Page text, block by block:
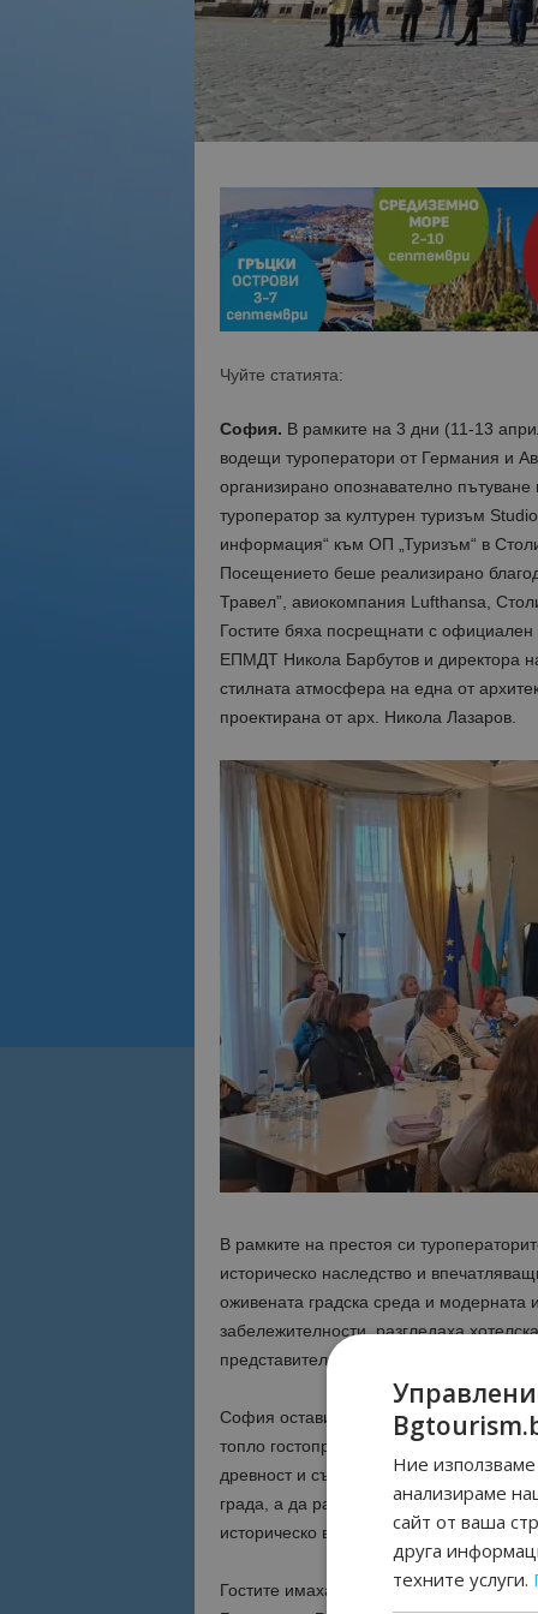
Чуйте статията:
София. В рамките на 3 дни (11-13
водещи туроператори от Германия и
организирано опознавателно
туроператор за културен туризъм
информация“ към ОП „Туризъм“ в
Посещението беше реализирано
Травел”, авиокомпания Lufthansa,
Гостите бяха посрещнати с
ЕПМДТ Никола Барбутов и директора
стилната атмосфера на една от
проектирана от арх. Никола Лазаров.
В рамките на престоя си
историческо наследство и
оживената градска среда и модерната
забележителности, разгледаха
представители на туристическия сектор.
София остави силно и трайно
топло гостоприемство, жива културна
древност и съвременност. Програма
града, а да разкрие неговата душа – в
историческо величие и модерна
Гостите имаха възможност да се
Ние
анализираме
сайт от ваша
друга
техните услуги.